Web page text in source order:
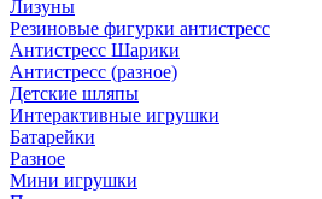
Лизуны
Резиновые фигурки антистресс
Антистресс Шарики
Антистресс (разное)
Детские шляпы
Интерактивные игрушки
Батарейки
Разное
Мини игрушки